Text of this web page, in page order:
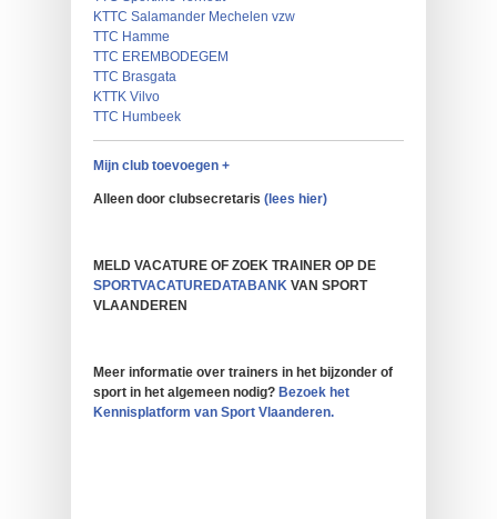
KTTC Salamander Mechelen vzw
TTC Hamme
TTC EREMBODEGEM
TTC Brasgata
KTTK Vilvo
TTC Humbeek
Mijn club toevoegen +
Alleen door clubsecretaris (lees hier)
MELD VACATURE OF ZOEK TRAINER OP DE
SPORTVACATUREDATABANK VAN SPORT
VLAANDEREN
Meer informatie over trainers in het bijzonder of
sport in het algemeen nodig? Bezoek het
Kennisplatform van Sport Vlaanderen.